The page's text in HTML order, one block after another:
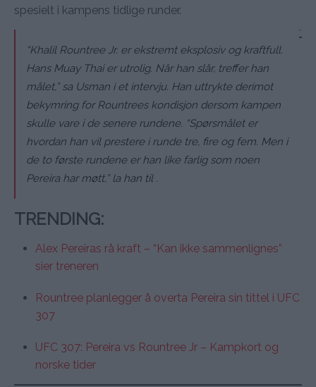
spesielt i kampens tidlige runder.
“Khalil Rountree Jr. er ekstremt eksplosiv og kraftfull.
Hans Muay Thai er utrolig. Når han slår, treffer han
målet,”sa Usman i et intervju. Han uttrykte derimot
bekymring for Rountrees kondisjon dersom kampen
skulle vare i de senere rundene. “Spørsmålet er
hvordan han vil prestere i runde tre, fire og fem. Men i
de to første rundene er han like farlig som noen
Pereira har møtt,”la han til .
TRENDING:
Alex Pereiras rå kraft – “Kan ikke sammenlignes”
sier treneren
Rountree planlegger å overta Pereira sin tittel i UFC
307
UFC 307: Pereira vs Rountree Jr – Kampkort og
norske tider